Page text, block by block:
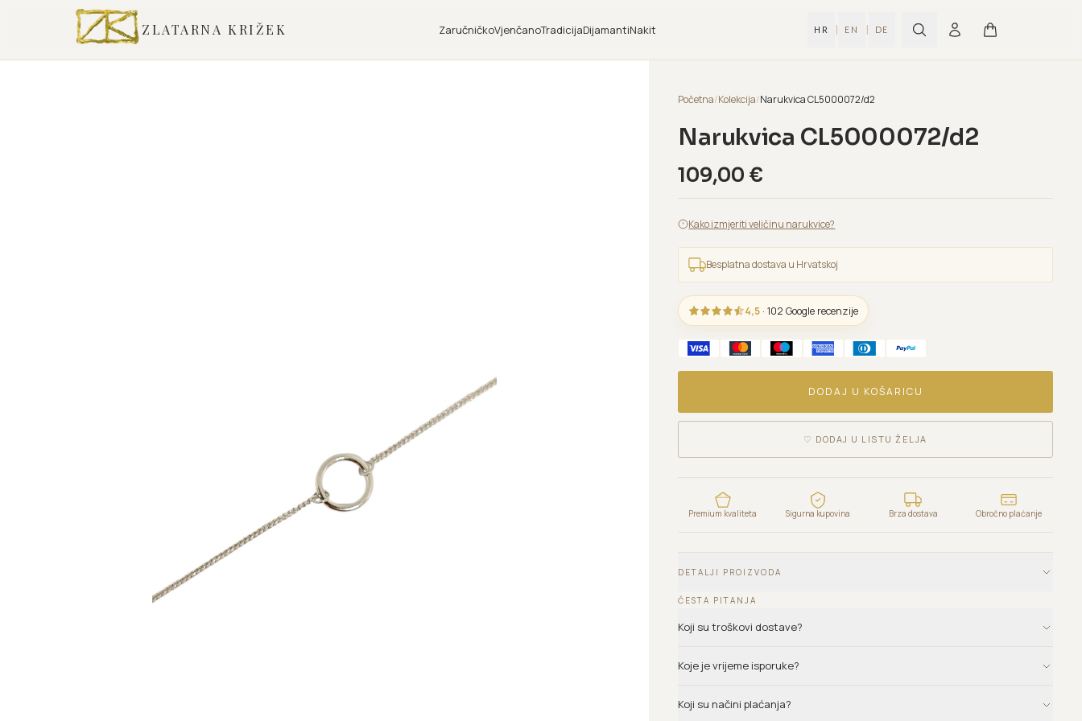
ZLATARNA KRIŽEK ZaručničkoVjenčanoTradicijaDijamantiNakit HR | EN | DE
Početna/Kolekcija/Narukvica CL5000072/d2
Narukvica CL5000072/d2
109,00 €
Kako izmjeriti veličinu narukvice?
Besplatna dostava u Hrvatskoj
4,5 · 102 Google recenzije
DODAJ U KOŠARICU
♡ DODAJ U LISTU ŽELJA
Premium kvaliteta Sigurna kupovina Brza dostava Obročno plaćanje
DETALJI PROIZVODA
ČESTA PITANJA
Koji su troškovi dostave?
Koje je vrijeme isporuke?
Koji su načini plaćanja?